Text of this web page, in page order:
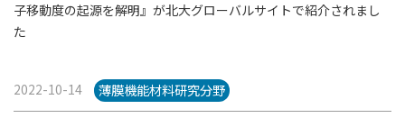
子移動度の起源を解明』が北大グローバルサイトで紹介されまし
た
2022-10-14 薄膜機能材料研究分野